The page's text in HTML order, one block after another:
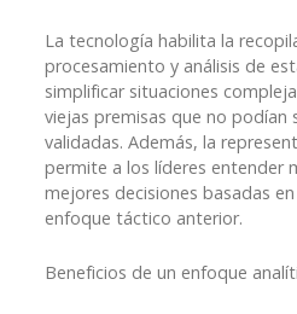
La tecnología habilita la
procesamiento y análisis de
simplificar situaciones
viejas premisas que no podían
validadas. Además, la
permite a los líderes entender
mejores decisiones basadas
enfoque táctico anterior.
Beneficios de un enfoque